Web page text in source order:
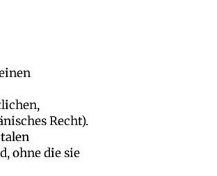
Recht).
ohne die sie